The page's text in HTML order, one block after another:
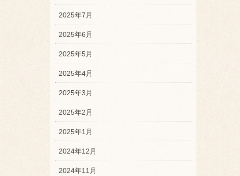
2025年7月
2025年6月
2025年5月
2025年4月
2025年3月
2025年2月
2025年1月
2024年12月
2024年11月